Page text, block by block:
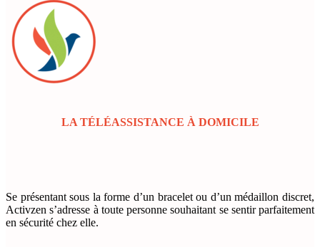
LA TÉLÉASSISTANCE À DOMICILE
Se présentant sous laforme d’un bracelet ou d’un médaillon discret,
Activzens’adresse à toute personne souhaitant se sentir parfaitement
en sécurité chez elle.